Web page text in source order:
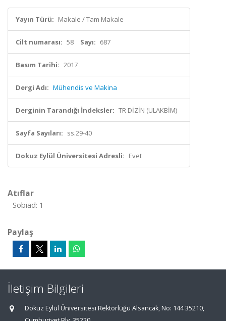
Yayın Türü: Makale / Tam Makale
Cilt numarası: 58 Sayı: 687
Basım Tarihi: 2017
Dergi Adı: Mühendis ve Makina
Derginin Tarandığı İndeksler: TR DİZİN (ULAKBİM)
Sayfa Sayıları: ss.29-40
Dokuz Eylül Üniversitesi Adresli: Evet
Atıflar
Sobiad: 1
Paylaş
İletişim Bilgileri
Dokuz Eylül Üniversitesi Rektörlüğü Alsancak, No: 144 35210,